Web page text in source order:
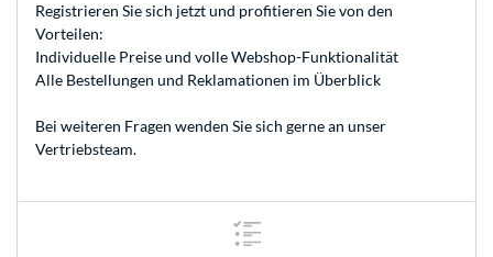
Registrieren Sie sich jetzt und profitieren Sie von den
Vorteilen:
Individuelle Preise und volle Webshop-Funktionalität
Alle Bestellungen und Reklamationen im Überblick
Bei weiteren Fragen wenden Sie sich gerne an unser
Vertriebsteam.